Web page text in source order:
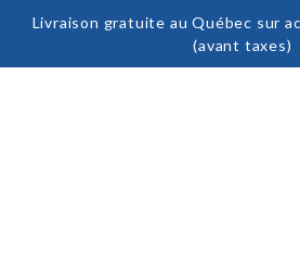
Livraison gratuite au Québec sur
(avant taxes)